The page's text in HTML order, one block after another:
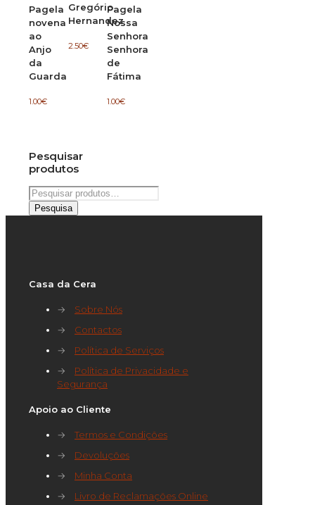
Pagela
novena
ao
Anjo
da
Guarda
1.00€
Gregório
Hernandez
2.50€
Pagela
Nossa
Senhora
Senhora
de
Fátima
1.00€
Pesquisar
produtos
Pesquisar
por:
Pesquisa
Casa da Cera
→
Sobre Nós
→
Contactos
→
Política de Serviços
→
Política de Privacidade e
Segurança
Apoio ao Cliente
→
Termos e Condições
→
Devoluções
→
Minha Conta
→
Livro de Reclamações Online